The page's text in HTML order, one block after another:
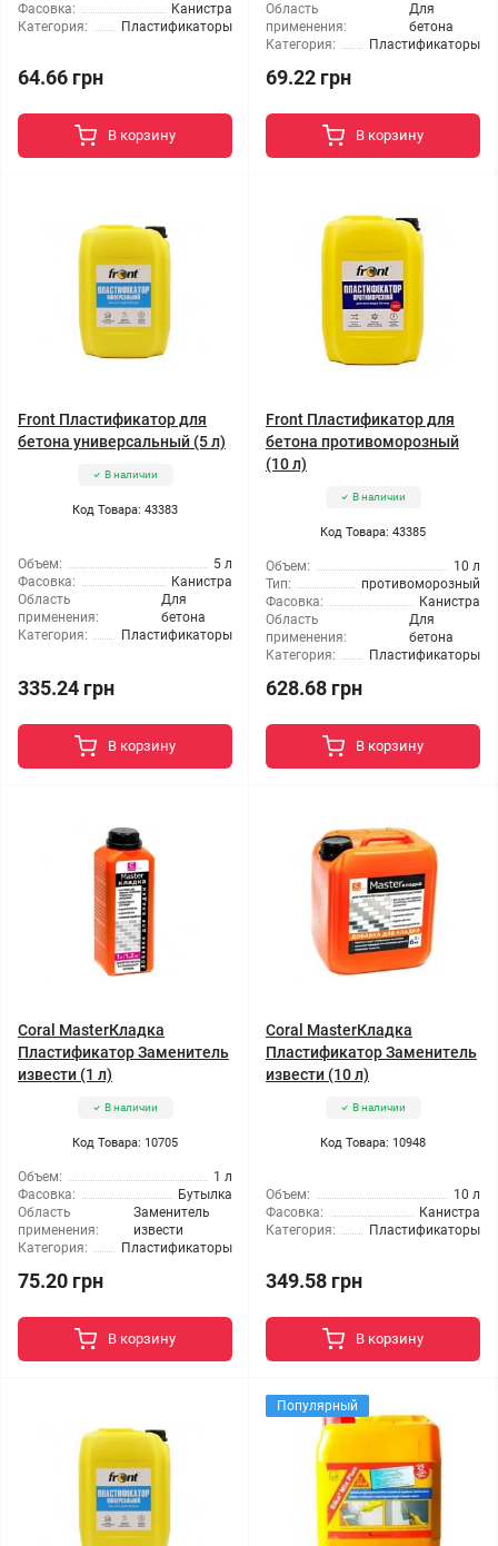
Фасовка:
Канистра
Категория:
Пластификаторы
64.66 грн
В корзину
Область
применения:
Для
бетона
Категория:
Пластификаторы
69.22 грн
В корзину
Front Пластификатор для
бетона универсальный (5 л)
В наличии
Код Товара: 43383
Объем:
5 л
Фасовка:
Канистра
Область
применения:
Для
бетона
Категория:
Пластификаторы
335.24 грн
В корзину
Front Пластификатор для
бетона противоморозный
(10 л)
В наличии
Код Товара: 43385
Объем:
10 л
Тип:
противоморозный
Фасовка:
Канистра
Область
применения:
Для
бетона
Категория:
Пластификаторы
628.68 грн
В корзину
Coral MasterКладка
Пластификатор Заменитель
извести (1 л)
В наличии
Код Товара: 10705
Объем:
1 л
Фасовка:
Бутылка
Область
применения:
Заменитель
извести
Категория:
Пластификаторы
75.20 грн
В корзину
Coral MasterКладка
Пластификатор Заменитель
извести (10 л)
В наличии
Код Товара: 10948
Объем:
10 л
Фасовка:
Канистра
Категория:
Пластификаторы
349.58 грн
В корзину
Популярный